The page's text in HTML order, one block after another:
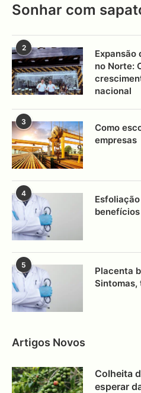
Sonhar com
2
Expansão
no Norte:
nacional
3
Como
empresas
4
5
Placenta
Sintomas,
Artigos Novos
Colheita
esperar